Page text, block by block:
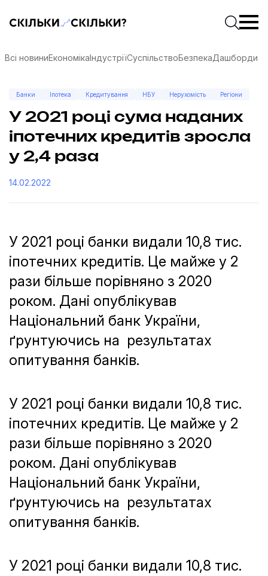
Скільки-скільки? — Медіа про суспільні даніПочати
Всі новиниЕкономікаІндустріїСуспільствоБезпекаДашборди
Банки Іпотека Кредитування НБУ Нерухомість Регіони
У 2021 році сума наданих
іпотечних кредитів зросла
у 2,4 раза
14.02.2022
У 2021 році банки видали 10,8 тис.
іпотечних кредитів. Це майже у 2
рази більше порівняно з 2020
роком. Дані опублікував
Національний банк України,
ґрунтуючись на результатах
опитування банків.
У 2021 році банки видали 10,8 тис.
іпотечних кредитів. Це майже у 2
рази більше порівняно з 2020
роком. Дані опублікував
Національний банк України,
ґрунтуючись на результатах
опитування банків.
У 2021 році банки видали 10,8 тис.